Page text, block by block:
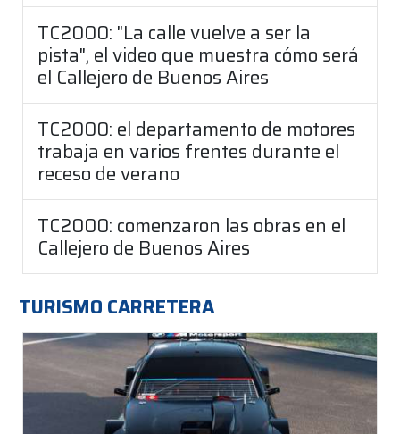
TC2000: "La calle vuelve a ser la
pista", el video que muestra cómo será
el Callejero de Buenos Aires
TC2000: el departamento de motores
trabaja en varios frentes durante el
receso de verano
TC2000: comenzaron las obras en el
Callejero de Buenos Aires
TURISMO CARRETERA